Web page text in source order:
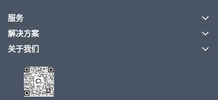
服务
解决方案
关于我们